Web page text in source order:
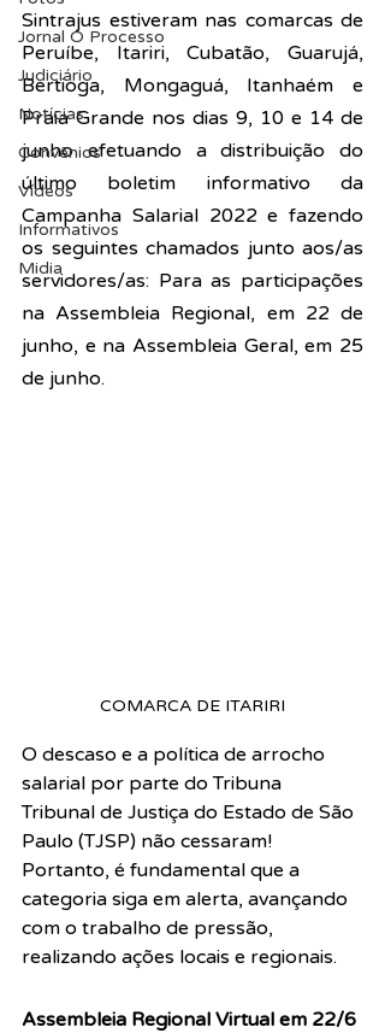
Jornal O Processo
Judiciário
Notícias
Convênios
Vídeos
Informativos
Midia
Sintrajus estiveram nas comarcas de
Peruíbe, Itariri, Cubatão, Guarujá,
Bertioga, Mongaguá, Itanhaém e
Praia Grande nos dias 9, 10 e 14 de
junho efetuando a distribuição do
último boletim informativo da
Campanha Salarial 2022 e fazendo
os seguintes chamados junto aos/as
servidores/as: Para as participações
na Assembleia Regional, em 22 de
junho, e na Assembleia Geral, em 25
de junho.
COMARCA DE ITARIRI
O descaso e a política de arrocho
salarial por parte do Tribuna
Tribunal de Justiça do Estado de São
Paulo (TJSP) não cessaram!
Portanto, é fundamental que a
categoria siga em alerta, avançando
com o trabalho de pressão,
realizando ações locais e regionais.
Assembleia Regional Virtual em 22/6